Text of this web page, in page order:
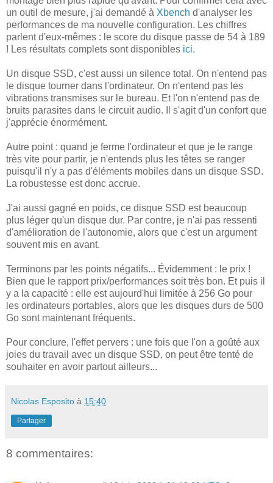
un outil de mesure, j'ai demandé à Xbench d'analyser les
performances de ma nouvelle configuration. Les chiffres
parlent d'eux-mêmes : le score du disque passe de 54 à 189
! Les résultats complets sont disponibles ici.
Un disque SSD, c'est aussi un silence total. On n'entend pas
le disque tourner dans l'ordinateur. On n'entend pas les
vibrations transmises sur le bureau. Et l'on n'entend pas de
bruits parasites dans le circuit audio. Il s'agit d'un confort que
j'apprécie énormément.
Autre point : quand je ferme l'ordinateur et que je le range
très vite pour partir, je n'entends plus les têtes se ranger
puisqu'il n'y a pas d'éléments mobiles dans un disque SSD.
La robustesse est donc accrue.
J'ai aussi gagné en poids, ce disque SSD est beaucoup
plus léger qu'un disque dur. Par contre, je n'ai pas ressenti
d'amélioration de l'autonomie, alors que c'est un argument
souvent mis en avant.
Terminons par les points négatifs... Évidemment : le prix !
Bien que le rapport prix/performances soit très bon. Et puis il
y a la capacité : elle est aujourd'hui limitée à 256 Go pour
les ordinateurs portables, alors que les disques durs de 500
Go sont maintenant fréquents.
Pour conclure, l'effet pervers : une fois que l'on a goûté aux
joies du travail avec un disque SSD, on peut être tenté de
souhaiter en avoir partout ailleurs...
Nicolas Esposito à 15:40
Partager
8 commentaires: